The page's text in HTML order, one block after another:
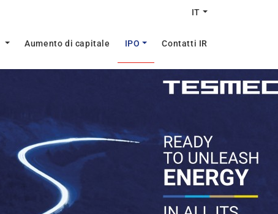
IT
Aumento di capitale IPO Contatti IR